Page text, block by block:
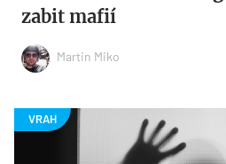
zabit mafií
Martin Miko